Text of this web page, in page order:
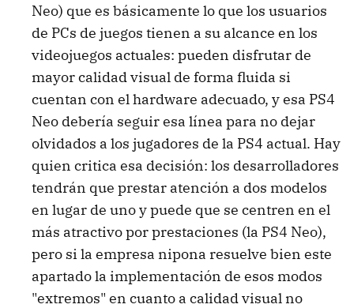
Neo) que es básicamente lo que los usuarios
de PCs de juegos tienen a su alcance en los
videojuegos actuales: pueden disfrutar de
mayor calidad visual de forma fluida si
cuentan con el hardware adecuado, y esa PS4
Neo debería seguir esa línea para no dejar
olvidados a los jugadores de la PS4 actual. Hay
quien critica esa decisión: los desarrolladores
tendrán que prestar atención a dos modelos
en lugar de uno y puede que se centren en el
más atractivo por prestaciones (la PS4 Neo),
pero si la empresa nipona resuelve bien este
apartado la implementación de esos modos
"extremos" en cuanto a calidad visual no